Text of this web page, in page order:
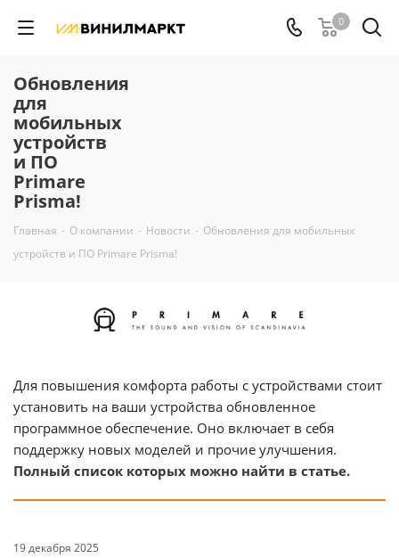
0
Обновления
для
мобильных
устройств
и ПО
Primare
Prisma!
Главная - О компании - Новости - Обновления для мобильных
устройств и ПО Primare Prisma!
Для повышения комфорта работы с устройствами стоит
установить на ваши устройства обновленное
программное обеспечение. Оно включает в себя
поддержку новых моделей и прочие улучшения.
Полный список которых можно найти в статье.
19 декабря 2025